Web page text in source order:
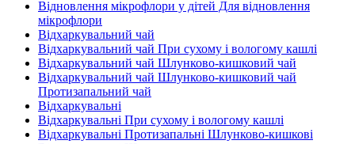
Відновлення мікрофлори у дітей Для відновлення
мікрофлори
Відхаркувальний чай
Відхаркувальний чай При сухому і вологому кашлі
Відхаркувальний чай Шлунково-кишковий чай
Відхаркувальний чай Шлунково-кишковий чай
Протизапальний чай
Відхаркувальні
Відхаркувальні При сухому і вологому кашлі
Відхаркувальні Протизапальні Шлунково-кишкові